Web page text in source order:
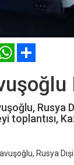
WhatsApp
toplantısı,
Rusya